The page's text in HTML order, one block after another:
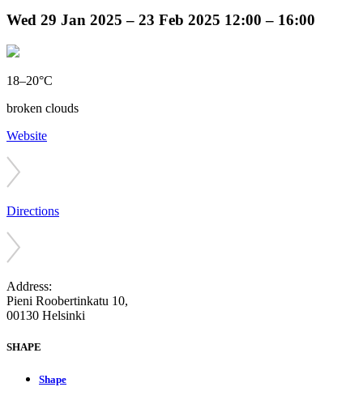
Wed 29 Jan 2025 – 23 Feb 2025 12:00 – 16:00
18–20°C
broken clouds
Website
Directions
Address:
Pieni Roobertinkatu 10,
00130 Helsinki
SHAPE
Shape